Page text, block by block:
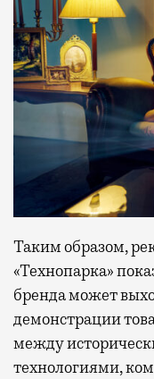
Таким образом,
«Технопарка»
бренда может
демонстрации
между
технологиями,